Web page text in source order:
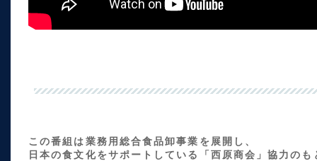
この番組は業務用総合食品卸事業を展開し、
日本の食文化をサポートしている「西原商会」協力の